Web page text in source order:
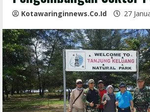
Kotawaringinnews.co.id 27